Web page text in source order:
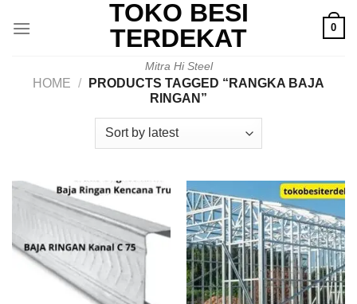
TOKO BESI
TERDEKAT
Mitra Hi Steel
0
HOME /
PRODUCTS TAGGED “RANGKA BAJA
RINGAN”